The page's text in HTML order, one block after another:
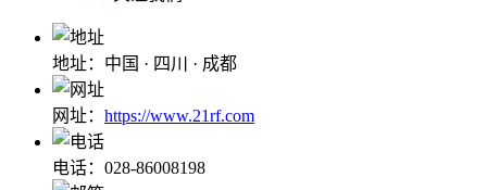
地址：中国 · 四川 · 成都
网址： https://www.21rf.com
电话：028-86008198